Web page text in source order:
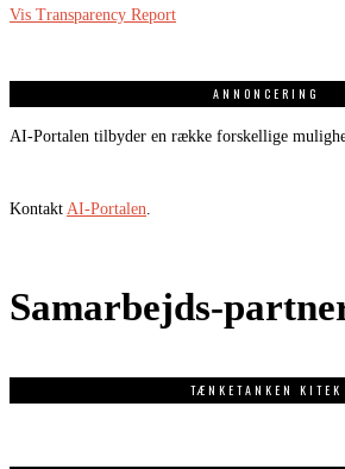
Vis Transparency Report
ANNONCERING
AI-Portalen tilbyder en række forskellige
Kontakt AI-Portalen
Samarbejds-
TÆNKETANKEN KITEK